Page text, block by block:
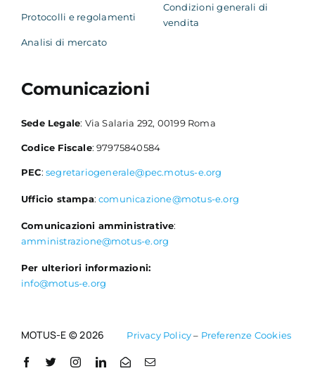
Protocolli e regolamenti
Analisi di mercato
Condizioni generali di
vendita
Comunicazioni
Sede Legale: Via Salaria 292, 00199 Roma
Codice Fiscale: 97975840584
PEC: segretariogenerale@pec.motus-e.org
Ufficio stampa:comunicazione@motus-e.org
Comunicazioni amministrative:
amministrazione@motus-e.org
Per ulteriori informazioni:
info@motus-e.org
MOTUS-E © 2026 Privacy Policy– Preferenze Cookies